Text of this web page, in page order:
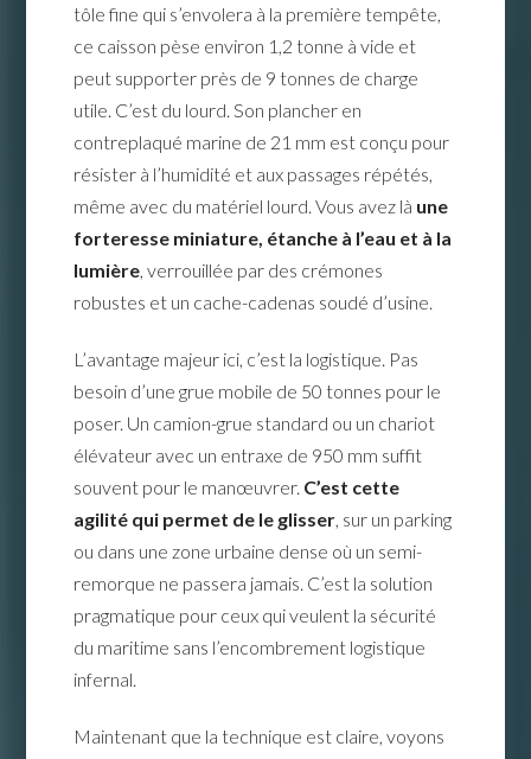
tôle fine qui s’envolera à la première tempête,
ce caisson pèse environ 1,2 tonne à vide et
peut supporter près de 9 tonnes de charge
utile. C’est du lourd. Son plancher en
contreplaqué marine de 21 mm est conçu pour
résister à l’humidité et aux passages répétés,
même avec du matériel lourd. Vous avez là une
forteresse miniature, étanche à l’eau et à la
lumière, verrouillée par des crémones
robustes et un cache-cadenas soudé d’usine.
L’avantage majeur ici, c’est la logistique. Pas
besoin d’une grue mobile de 50 tonnes pour le
poser. Un camion-grue standard ou un chariot
élévateur avec un entraxe de 950 mm suffit
souvent pour le manœuvrer. C’est cette
agilité qui permet de le glisser, sur un parking
ou dans une zone urbaine dense où un semi-
remorque ne passera jamais. C’est la solution
pragmatique pour ceux qui veulent la sécurité
du maritime sans l’encombrement logistique
infernal.
Maintenant que la technique est claire, voyons